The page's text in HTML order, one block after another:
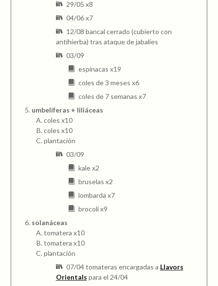
29/05 x8
04/06 x7
12/08 bancal cerrado (cubierto con
antihierba) tras ataque de jabalíes
03/09
espinacas x19
coles de 3 meses x6
coles de 7 semanas x7
umbelíferas + liliáceas
coles x10
coles x10
plantación
03/09
kale x2
bruselas x2
lombarda x7
brocoli x9
solanáceas
tomatera x10
tomatera x10
plantación
07/04 tomateras encargadas a Llavors
Orientals para el 24/04